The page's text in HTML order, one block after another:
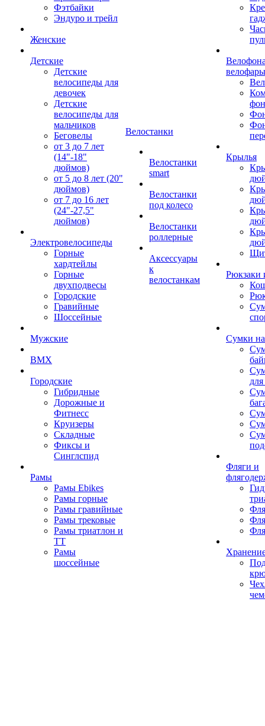
Фэтбайки
Эндуро и трейл
Женские
Детские
Детские
велосипеды для
девочек
Детские
велосипеды для
мальчиков
Беговелы
от 3 до 7 лет
(14"-18"
дюймов)
от 5 до 8 лет (20"
дюймов)
от 7 до 16 лет
(24"-27,5"
дюймов)
Электровелосипеды
Горные
хардтейлы
Горные
двухподвесы
Городские
Гравийные
Шоссейные
Мужские
BMX
Городские
Гибридные
Дорожные и
Фитнесс
Круизеры
Складные
Фиксы и
Синглспид
Рамы
Рамы Ebikes
Рамы горные
Рамы гравийные
Рамы трековые
Рамы триатлон и
ТТ
Рамы
шоссейные
Велостанки
Велостанки
smart
Велостанки
под колесо
Велостанки
роллерные
Аксессуары
к
велостанкам
велофары
Крылья
Рюкзаки
Сумки
Фляги и